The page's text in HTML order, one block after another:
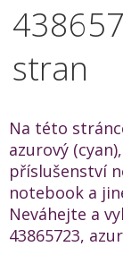
stran
Na této
azurový
příslušenství
notebook a
Neváhejte a
43865723,